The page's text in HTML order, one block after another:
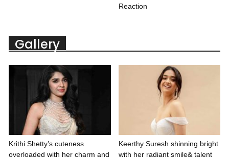
Reaction
Gallery
Krithi Shetty’s cuteness
overloaded with her charm and
Keerthy Suresh shinning bright
with her radiant smile& talent